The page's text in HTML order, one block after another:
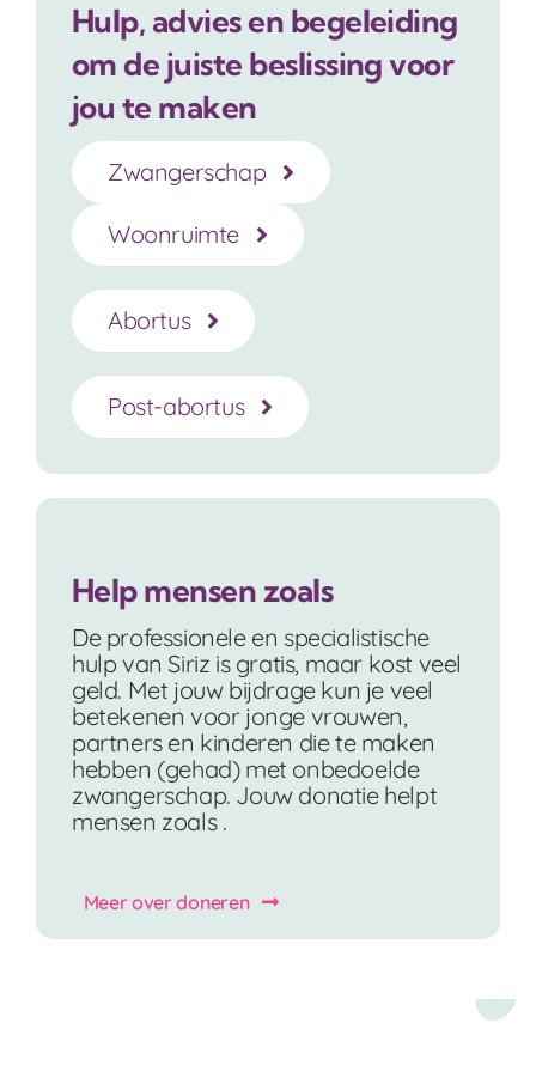
Hulp, advies en begeleiding
om de juiste beslissing voor
jou te maken
Zwangerschap
Woonruimte
Abortus
Post-abortus
Help mensen zoals
De professionele en specialistische
hulp van Siriz is gratis, maar kost veel
geld. Met jouw bijdrage kun je veel
betekenen voor jonge vrouwen,
partners en kinderen die te maken
hebben (gehad) met onbedoelde
zwangerschap. Jouw donatie helpt
mensen zoals .
Meer over doneren